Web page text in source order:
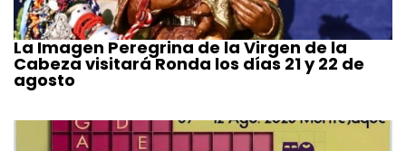
La Imagen Peregrina de la Virgen de la
Cabeza visitará Ronda los días 21 y 22 de
agosto